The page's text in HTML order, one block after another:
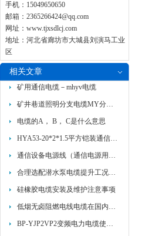
手机：15049650650
邮箱： 2365266424@qq.com
网址： www.tjxsdlcj.com
地址：河北省廊坊市大城县刘演马工业
区
相关文章
矿用通信电缆－mhyv电缆
矿井巷道照明分支电缆MY分支电缆
电缆的A， B， C是什么意思
HYA53-20*2*1.5平方铠装通信电缆国标标准
通信设备电源线（通信电源用阻燃耐火软电缆）
合理选配潜水泵电缆提升工况适配性
硅橡胶电缆安装及维护注意事项
低烟无卤阻燃电线电缆在国内需求
BP-YJP2VP2变频电力电缆使用特性